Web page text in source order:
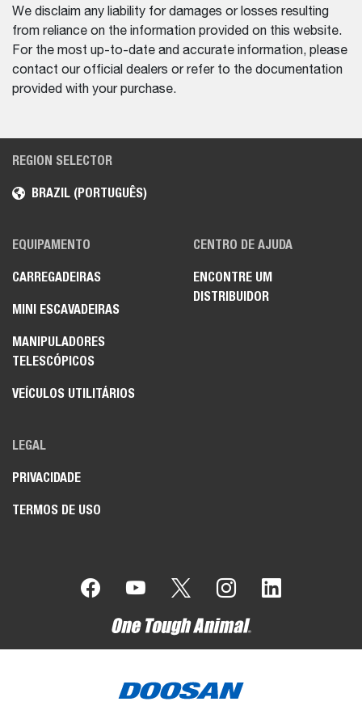
We disclaim any liability for damages or losses resulting
from reliance on the information provided on this website.
For the most up-to-date and accurate information, please
contact our official dealers or refer to the documentation
provided with your purchase.
REGION SELECTOR
BRAZIL (PORTUGUÊS)
EQUIPAMENTO
CARREGADEIRAS
MINI ESCAVADEIRAS
MANIPULADORES
TELESCÓPICOS
VEÍCULOS UTILITÁRIOS
CENTRO DE AJUDA
ENCONTRE UM
DISTRIBUIDOR
LEGAL
PRIVACIDADE
TERMOS DE USO